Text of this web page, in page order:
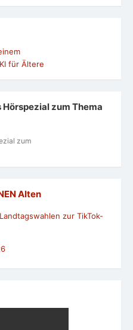
zum Thema
zum
Alten
zur TikTok-